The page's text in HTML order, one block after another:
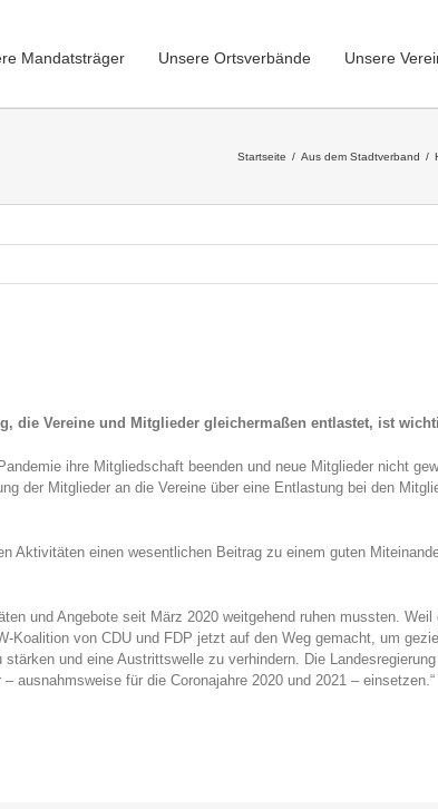
Mandatsträger Unsere Ortsverbände Unsere
Startseite / Aus dem Stadtverband /
die Vereine und Mitglieder gleichermaßen entlastet, ist
ihre Mitgliedschaft beenden und neue Mitglieder nicht
der Mitglieder an die Vereine über eine Entlastung bei den
einen wesentlichen Beitrag zu einem guten
und Angebote seit März 2020 weitgehend ruhen mussten.
von CDU und FDP jetzt auf den Weg gemacht, um
und eine Austrittswelle zu verhindern. Die
ausnahmsweise für die Coronajahre 2020 und 2021 – einsetzen.“